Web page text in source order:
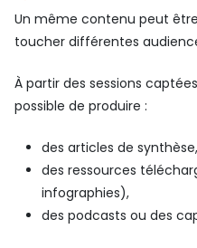
Un même contenu peut
toucher différentes
À partir des sessions
possible de produire :
des articles de synthèse,
des ressources
infographies),
des podcasts ou des